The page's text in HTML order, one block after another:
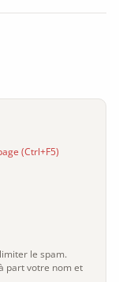
(Ctrl+F5)
le spam.
part votre nom et